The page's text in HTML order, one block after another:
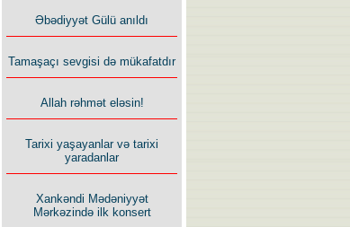
Əbədiyyət Gülü anıldı
Tamaşaçı sevgisi də mükafatdır
Allah rəhmət eləsin!
Tarixi yaşayanlar və tarixi
yaradanlar
Xankəndi Mədəniyyət
Mərkəzində ilk konsert